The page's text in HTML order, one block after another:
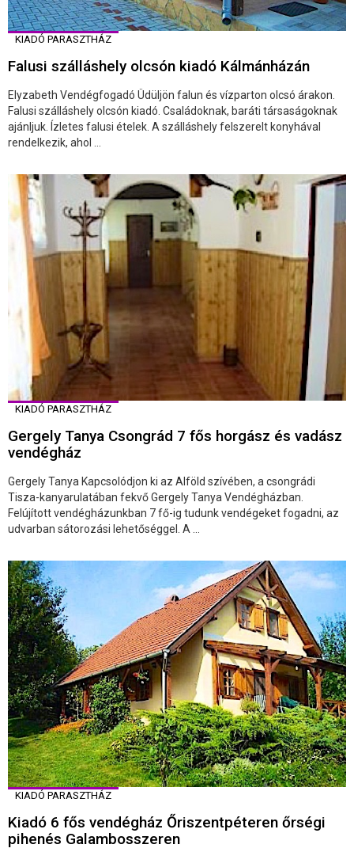
KIADÓ PARASZTHÁZ
Falusi szálláshely olcsón kiadó Kálmánházán
Elyzabeth Vendégfogadó Üdüljön falun és vízparton olcsó árakon.
Falusi szálláshely olcsón kiadó. Családoknak, baráti társaságoknak
ajánljuk. Ízletes falusi ételek. A szálláshely felszerelt konyhával
rendelkezik, ahol ...
KIADÓ PARASZTHÁZ
Gergely Tanya Csongrád 7 fős horgász és vadász
vendégház
Gergely Tanya Kapcsolódjon ki az Alföld szívében, a csongrádi
Tisza-kanyarulatában fekvő Gergely Tanya Vendégházban.
Felújított vendégházunkban 7 fő-ig tudunk vendégeket fogadni, az
udvarban sátorozási lehetőséggel. A ...
KIADÓ PARASZTHÁZ
Kiadó 6 fős vendégház Őriszentpéteren őrségi
pihenés Galambosszeren